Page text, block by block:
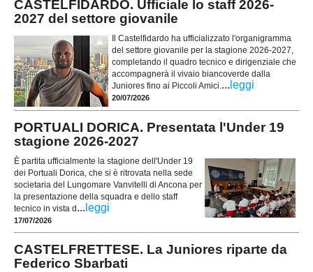
CASTELFIDARDO. Ufficiale lo staff 2026-
2027 del settore giovanile
Il Castelfidardo ha ufficializzato l'organigramma
del settore giovanile per la stagione 2026-2027,
completando il quadro tecnico e dirigenziale che
accompagnerà il vivaio biancoverde dalla
Juniores fino ai Piccoli Amici.... leggi
20/07/2026
PORTUALI DORICA. Presentata l'Under 19
stagione 2026-2027
È partita ufficialmente la stagione dell'Under 19
dei Portuali Dorica, che si è ritrovata nella sede
societaria del Lungomare Vanvitelli di Ancona per
la presentazione della squadra e dello staff
tecnico in vista d ... leggi
17/07/2026
CASTELFRETTESE. La Juniores riparte da
Federico Sbarbati